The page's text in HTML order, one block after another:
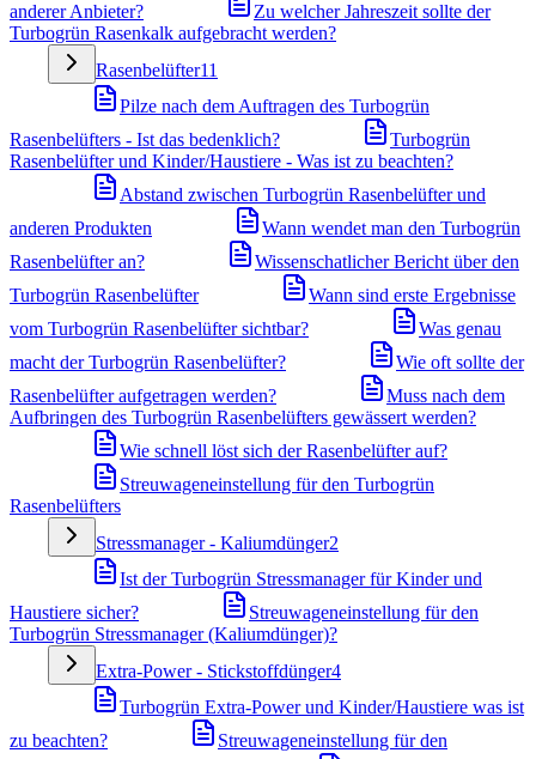
anderer Anbieter?
Zu welcher Jahreszeit sollte der
Turbogrün Rasenkalk aufgebracht werden?
Rasenbelüfter11
Pilze nach dem Auftragen des Turbogrün
Rasenbelüfters - Ist das bedenklich?
Turbogrün
Rasenbelüfter und Kinder/Haustiere - Was ist zu beachten?
Abstand zwischen Turbogrün Rasenbelüfter und
anderen Produkten
Wann wendet man den Turbogrün
Rasenbelüfter an?
Wissenschatlicher Bericht über den
Turbogrün Rasenbelüfter
Wann sind erste Ergebnisse
vom Turbogrün Rasenbelüfter sichtbar?
Was genau
macht der Turbogrün Rasenbelüfter?
Wie oft sollte der
Rasenbelüfter aufgetragen werden?
Muss nach dem
Aufbringen des Turbogrün Rasenbelüfters gewässert werden?
Wie schnell löst sich der Rasenbelüfter auf?
Streuwageneinstellung für den Turbogrün
Rasenbelüfters
Stressmanager - Kaliumdünger2
Ist der Turbogrün Stressmanager für Kinder und
Haustiere sicher?
Streuwageneinstellung für den
Turbogrün Stressmanager (Kaliumdünger)?
Extra-Power - Stickstoffdünger4
Turbogrün Extra-Power und Kinder/Haustiere was ist
zu beachten?
Streuwageneinstellung für den